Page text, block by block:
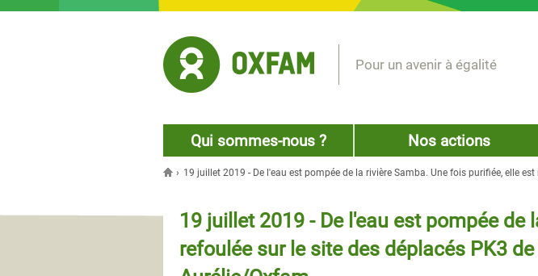
Pour un avenir à égalité
Qui sommes-nous ? Nos actions
› 19 juillet 2019 - De l'eau est pompée de la rivière Samba. Une fois purifiée, elle
19 juillet 2019 - De l'eau est pompée
refoulée sur le site des déplacés PK3